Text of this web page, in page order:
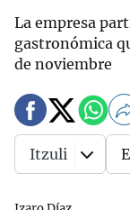
La empresa
gastronómica
de noviembre
Itzuli